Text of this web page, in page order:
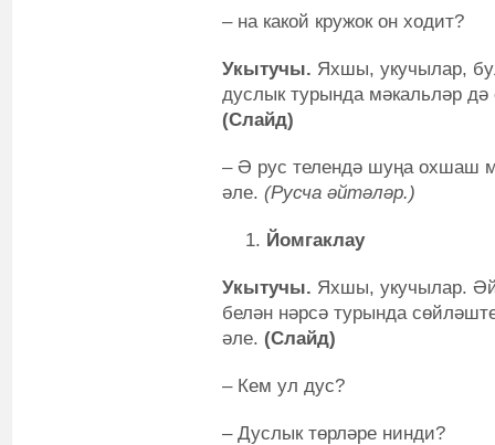
– на какой кружок он ходит?
Укытучы. Яхшы, укучылар,
дуслык турында мәкальләр дә
(Cлайд)
– Ә рус телендә шуңа охшаш
әле. (Русча әйтәләр.)
Йомгаклау
Укытучы. Яхшы, укучылар.
белән нәрсә турында
әле. (Слайд)
– Кем ул дус?
– Дуслык төрләре нинди?